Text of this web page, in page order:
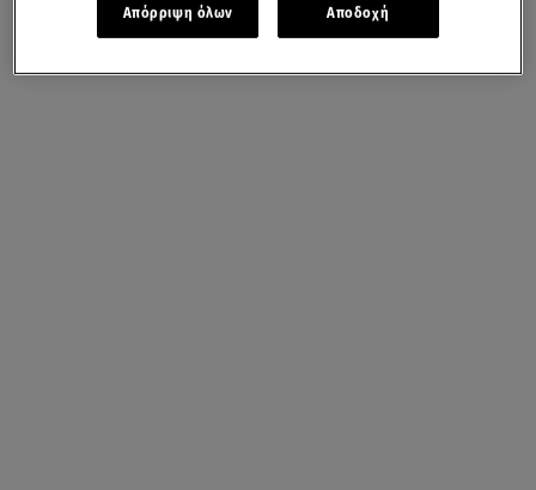
Απόρριψη όλων Αποδοχή